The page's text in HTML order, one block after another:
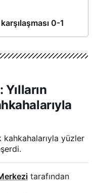
0-1
yüzler
tarafından